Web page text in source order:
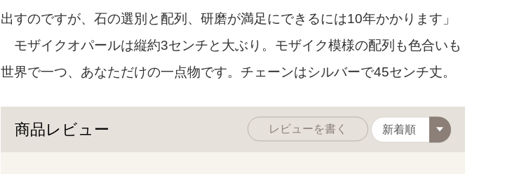
出すのですが、石の選別と配列、研磨が満足にできるには10年かかります」
モザイクオパールは縦約3センチと大ぶり。モザイク模様の配列も色合いも
世界で一つ、あなただけの一点物です。チェーンはシルバーで45センチ丈。
商品レビュー レビューを書く